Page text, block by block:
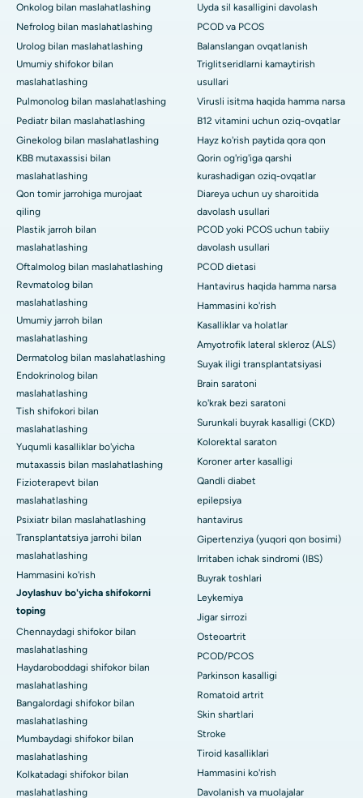
Onkolog bilan maslahatlashing
Nefrolog bilan maslahatlashing
Urolog bilan maslahatlashing
Umumiy shifokor bilan
maslahatlashing
Pulmonolog bilan maslahatlashing
Pediatr bilan maslahatlashing
Ginekolog bilan maslahatlashing
KBB mutaxassisi bilan
maslahatlashing
Qon tomir jarrohiga murojaat
qiling
Plastik jarroh bilan
maslahatlashing
Oftalmolog bilan maslahatlashing
Revmatolog bilan
maslahatlashing
Umumiy jarroh bilan
maslahatlashing
Dermatolog bilan maslahatlashing
Endokrinolog bilan
maslahatlashing
Tish shifokori bilan
maslahatlashing
Yuqumli kasalliklar bo'yicha
mutaxassis bilan maslahatlashing
Fizioterapevt bilan
maslahatlashing
Psixiatr bilan maslahatlashing
Transplantatsiya jarrohi bilan
maslahatlashing
Hammasini ko'rish
Joylashuv bo'yicha shifokorni
toping
Chennaydagi shifokor bilan
maslahatlashing
Haydaroboddagi shifokor bilan
maslahatlashing
Bangalordagi shifokor bilan
maslahatlashing
Mumbaydagi shifokor bilan
maslahatlashing
Kolkatadagi shifokor bilan
maslahatlashing
Uyda sil kasalligini davolash
PCOD va PCOS
Balanslangan ovqatlanish
Triglitseridlarni kamaytirish
usullari
Virusli isitma haqida hamma narsa
B12 vitamini uchun oziq-ovqatlar
Hayz ko'rish paytida qora qon
Qorin og'rig'iga qarshi
kurashadigan oziq-ovqatlar
Diareya uchun uy sharoitida
davolash usullari
PCOD yoki PCOS uchun tabiiy
davolash usullari
PCOD dietasi
Hantavirus haqida hamma narsa
Hammasini ko'rish
Kasalliklar va holatlar
Amyotrofik lateral skleroz (ALS)
Suyak iligi transplantatsiyasi
Brain saratoni
ko'krak bezi saratoni
Surunkali buyrak kasalligi (CKD)
Kolorektal saraton
Koroner arter kasalligi
Qandli diabet
epilepsiya
hantavirus
Gipertenziya (yuqori qon bosimi)
Irritaben ichak sindromi (IBS)
Buyrak toshlari
Leykemiya
Jigar sirrozi
Osteoartrit
PCOD/PCOS
Parkinson kasalligi
Romatoid artrit
Skin shartlari
Stroke
Tiroid kasalliklari
Hammasini ko'rish
Davolanish va muolajalar